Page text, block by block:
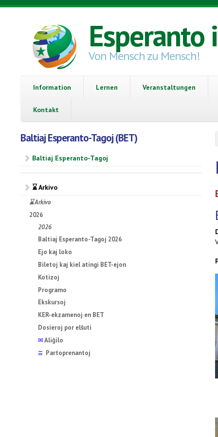
Direkt zum Inhalt
Esperanto
Von Mensch zu Mensch!
Information Lernen Veranstaltungen
Kontakt
Baltiaj Esperanto-Tagoj (BET)
Baltiaj Esperanto-Tagoj
⌛ Arkivo
⌛ Arkivo
2026
2026
Baltiaj Esperanto-Tagoj 2026
Ejo kaj loko
Biletoj kaj kiel atingi BET-ejon
Kotizoj
Programo
Ekskursoj
KER-ekzamenoj en BET
Dosieroj por elŝuti
✉Aliĝilo
☰ Partoprenantoj